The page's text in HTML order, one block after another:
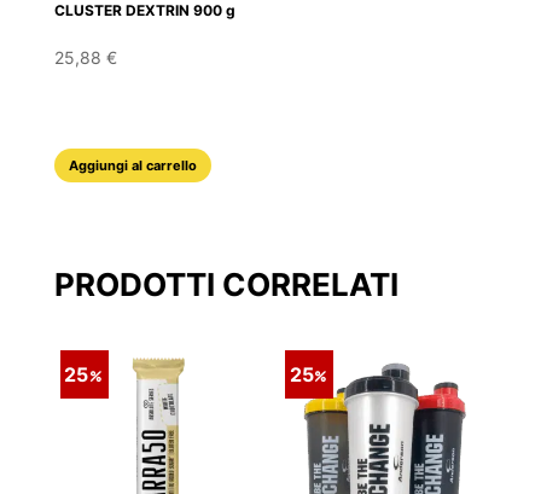
CLUSTER DEXTRIN 900 g
25,88 €
Aggiungi al carrello
PRODOTTI CORRELATI
25 25